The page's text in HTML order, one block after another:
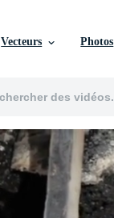
Vecteurs Photos